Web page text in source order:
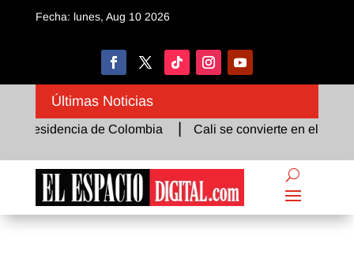
Fecha: lunes, Aug 10 2026
Últimas Noticias
de Colombia Cali se convierte en el epicentro